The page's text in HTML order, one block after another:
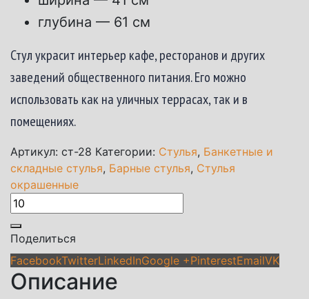
глубина — 61 см
Стул украсит интерьер кафе, ресторанов и других
заведений общественного питания. Его можно
использовать как на уличных террасах, так и в
помещениях.
Артикул: ст-28 Категории: Стулья, Банкетные и
складные стулья, Барные стулья, Стулья
окрашенные
Поделиться
FacebookTwitterLinkedInGoogle +PinterestEmailVK
Описание